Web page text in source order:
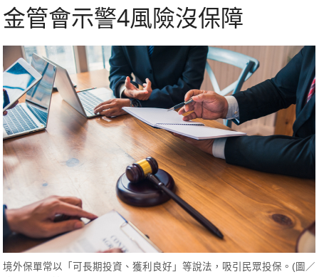
金管會示警4風險沒保障
境外保單常以「可長期投資、獲利良好」等說法，吸引民眾投保。(圖／